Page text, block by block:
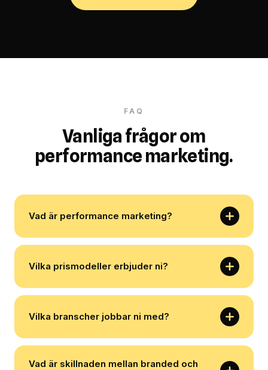
FAQ
Vanliga frågor om
performance marketing.
Vad är performance marketing?
Vilka prismodeller erbjuder ni?
Vilka branscher jobbar ni med?
Vad är skillnaden mellan branded och